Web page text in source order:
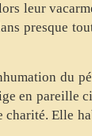
leur
presque
du
en pareille
charité. Elle